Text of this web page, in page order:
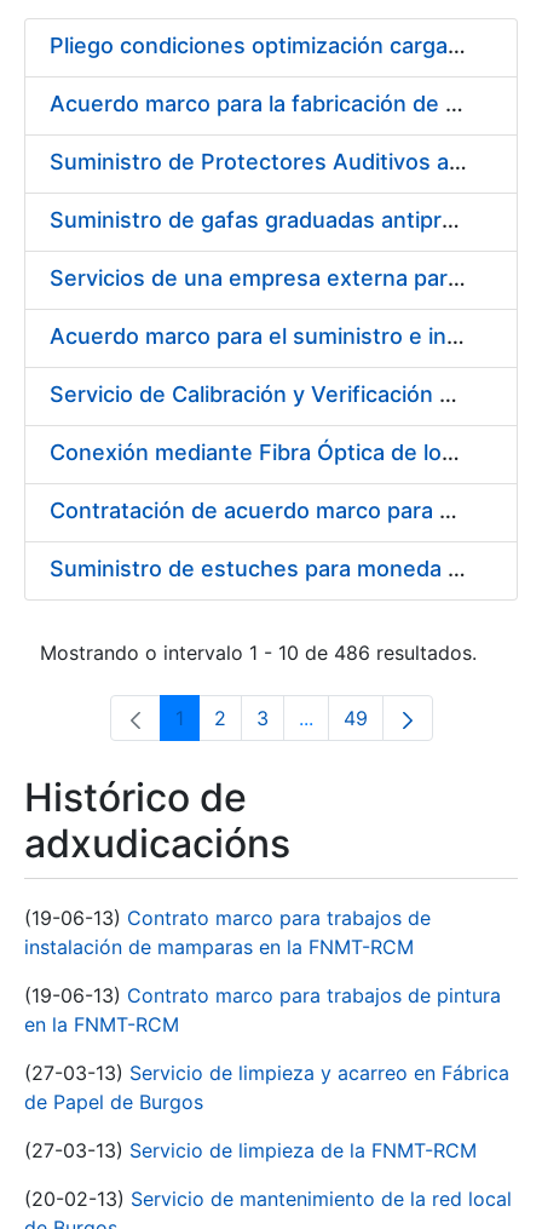
Mostrar/Ocultar Pliego condiciones optimización cargas compras firmado
Acuerdo marco para la fabricación de piezas
Suministro de Protectores Auditivos a medida para las personas trabajadoras de los Centros de Trabajo de Madrid y Burgos
Suministro de gafas graduadas antiproyecciones para los trabajadores de la FNMT-RCM en los centros de trabajo de Madrid y Burgos
Servicios de una empresa externa para el asesoramiento y resolución de los recursos de alzada que se presentan relacionados con procesos de selección para la FNMT-RCM
Acuerdo marco para el suministro e instalación de persianas, estores y otros complementos
Servicio de Calibración y Verificación Externa de los Equipos de Medición del Servicio de Prevención de la FNMT-RCM
Conexión mediante Fibra Óptica de los Centros de Proceso de Datos (CPDs) de las sedes de la FNMT-RCM de Burgos y Madrid
Contratación de acuerdo marco para el Suministro de Material de Electricidad para la Fábrica Nacional de Moneda y Timbre-Real Casa de la Moneda en su centro de trabajo de Burgos
Suministro de estuches para moneda de 30 €
Mostrando o intervalo 1 - 10 de 486 resultados.
Páxina
1 Páxina
2 Páxina
3 ...Páxinas intermedias Use
Páxina
49
Histórico de
adxudicacións
(19-06-13) Contrato marco para trabajos de
instalación de mamparas en la FNMT-RCM
(19-06-13) Contrato marco para trabajos de pintura
en la FNMT-RCM
(27-03-13) Servicio de limpieza y acarreo en Fábrica
de Papel de Burgos
(27-03-13) Servicio de limpieza de la FNMT-RCM
(20-02-13) Servicio de mantenimiento de la red local